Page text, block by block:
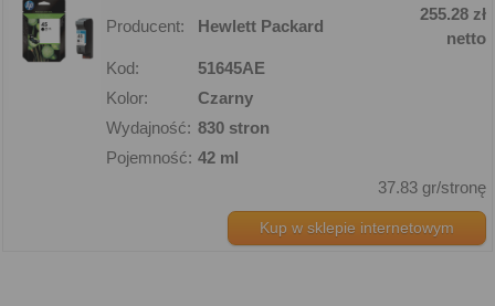
Producent: Hewlett Packard
255.28 zł
netto
Kod:
51645AE
Kolor:
Czarny
Wydajność: 830 stron
Pojemność: 42 ml
37.83 gr/stronę
Kup w sklepie internetowym